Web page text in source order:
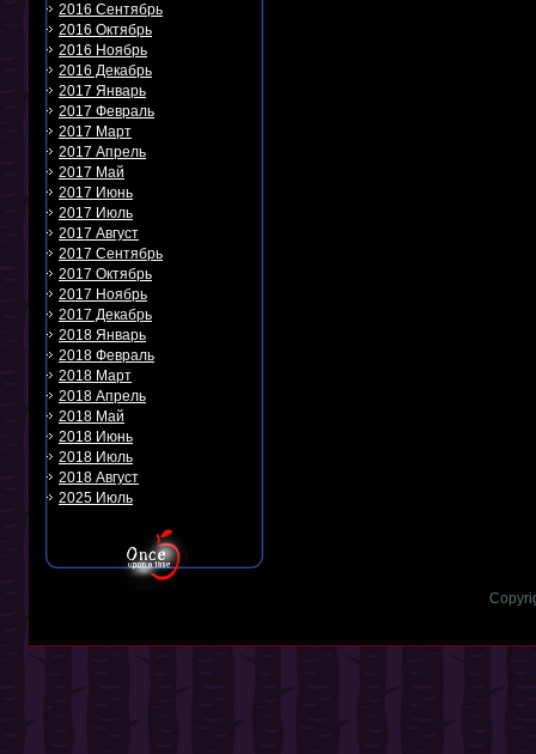
2016 Сентябрь
2016 Октябрь
2016 Ноябрь
2016 Декабрь
2017 Январь
2017 Февраль
2017 Март
2017 Апрель
2017 Май
2017 Июнь
2017 Июль
2017 Август
2017 Сентябрь
2017 Октябрь
2017 Ноябрь
2017 Декабрь
2018 Январь
2018 Февраль
2018 Март
2018 Апрель
2018 Май
2018 Июнь
2018 Июль
2018 Август
2025 Июль